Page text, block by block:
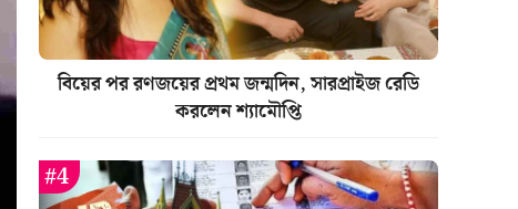
বিয়ের পর রণজয়ের প্রথম জন্মদিন, সারপ্রাইজ রেডি
করলেন শ্যামৌপ্তি